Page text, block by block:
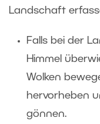
Landschaft
Falls bei der
Himmel
Wolken
hervorheben
gönnen.